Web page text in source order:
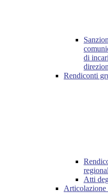
di
Rendiconti
Atti